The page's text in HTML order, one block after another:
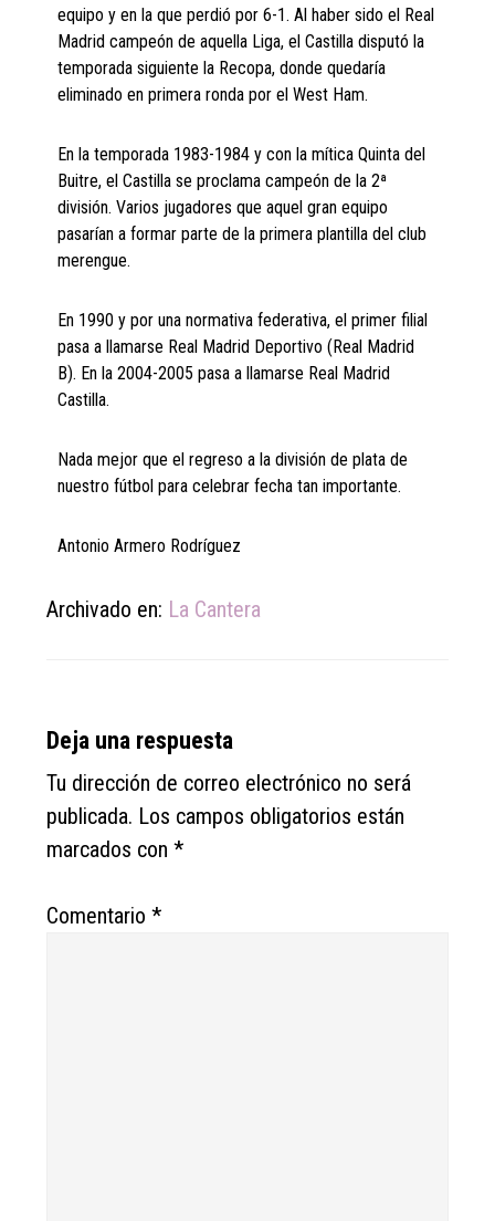
equipo y en la que perdió por 6-1. Al haber sido el Real
Madrid campeón de aquella Liga, el Castilla disputó la
temporada siguiente la Recopa, donde quedaría
eliminado en primera ronda por el West Ham.
En la temporada 1983-1984 y con la mítica Quinta del
Buitre, el Castilla se proclama campeón de la 2ª
división. Varios jugadores que aquel gran equipo
pasarían a formar parte de la primera plantilla del club
merengue.
En 1990 y por una normativa federativa, el primer filial
pasa a llamarse Real Madrid Deportivo (Real Madrid
B). En la 2004-2005 pasa a llamarse Real Madrid
Castilla.
Nada mejor que el regreso a la división de plata de
nuestro fútbol para celebrar fecha tan importante.
Antonio Armero Rodríguez
Archivado en: La Cantera
Reader
Interactions
Deja una respuesta
Tu dirección de correo electrónico no será
publicada. Los campos obligatorios están
marcados con*
Comentario*